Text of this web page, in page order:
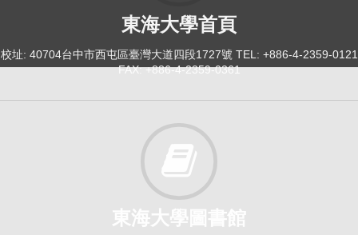
東海大學首頁
校址: 40704台中市西屯區臺灣大道四段1727號 TEL: +886-4-2359-0121
FAX: +886-4-2359-0361
東海大學圖書館